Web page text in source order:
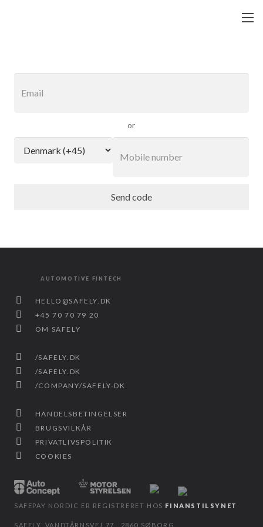
or
Send code
AUTOMOTIVE FINTECH
HELLO@SAFELY.DK
+45 70 70 79 20
OM SAFELY
/SAFELY.DK
/SAFELY.DK
/COMPANY/SAFELY-DK
HANDELSBETINGELSER
BRUGSVILKÅR
PRIVATLIVSPOLITIK
COOKIES
SAFEPAY NORDIC ER REGISTRERET HOS FINANSTILSYNET
SAFELY, VANDTÅRNSVEJ 77, 2860 SØBORG